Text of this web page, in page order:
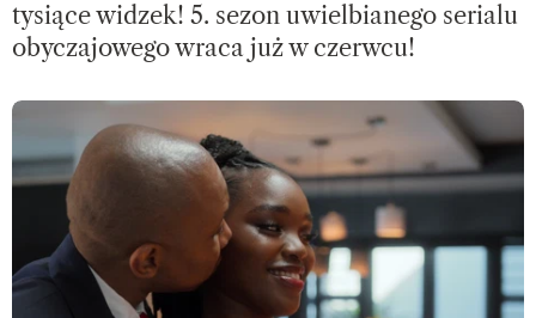
tysiące widzek! 5. sezon uwielbianego serialu
obyczajowego wraca już w czerwcu!